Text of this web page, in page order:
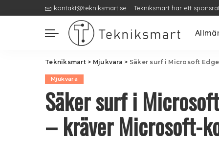
kontakt@tekniksmart.se Tekniksmart har ett
Tekniksmart> Mjukvara > Säker surf i Microsoft
Mjukvara
Säker surf i
– kräver Microsoft-